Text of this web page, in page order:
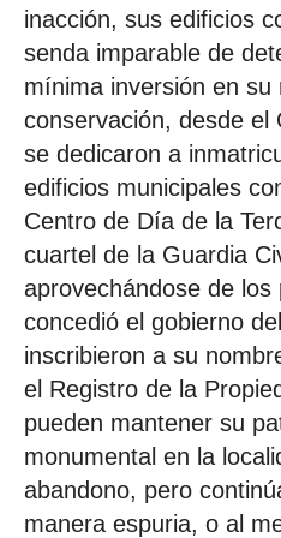
inacción, sus edificios
senda imparable de
mínima inversión en su
conservación, desde el
se dedicaron a
edificios municipales
Centro de Día de la
cuartel de la Guardia
aprovechándose de los
concedió el gobierno
inscribieron a su
el Registro de la
pueden mantener su
monumental en la
abandono, pero
manera espuria, o al